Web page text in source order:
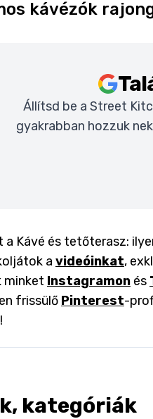
kávézók
Állítsd be a Street
gyakrabban hozzuk
Kávé és tetőterasz:
a videóinkat,
minket Instagramon és
frissülő Pinterest-
kategóriák